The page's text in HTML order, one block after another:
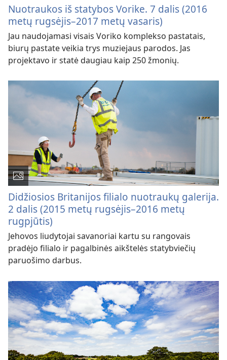
Nuotraukos iš statybos Vorike. 7 dalis (2016
metų rugsėjis–2017 metų vasaris)
Jau naudojamasi visais Voriko komplekso pastatais,
biurų pastate veikia trys muziejaus parodos. Jas
projektavo ir statė daugiau kaip 250 žmonių.
Didžiosios Britanijos filialo nuotraukų galerija.
2 dalis (2015 metų rugsėjis–2016 metų
rugpjūtis)
Jehovos liudytojai savanoriai kartu su rangovais
pradėjo filialo ir pagalbinės aikštelės statybviečių
paruošimo darbus.